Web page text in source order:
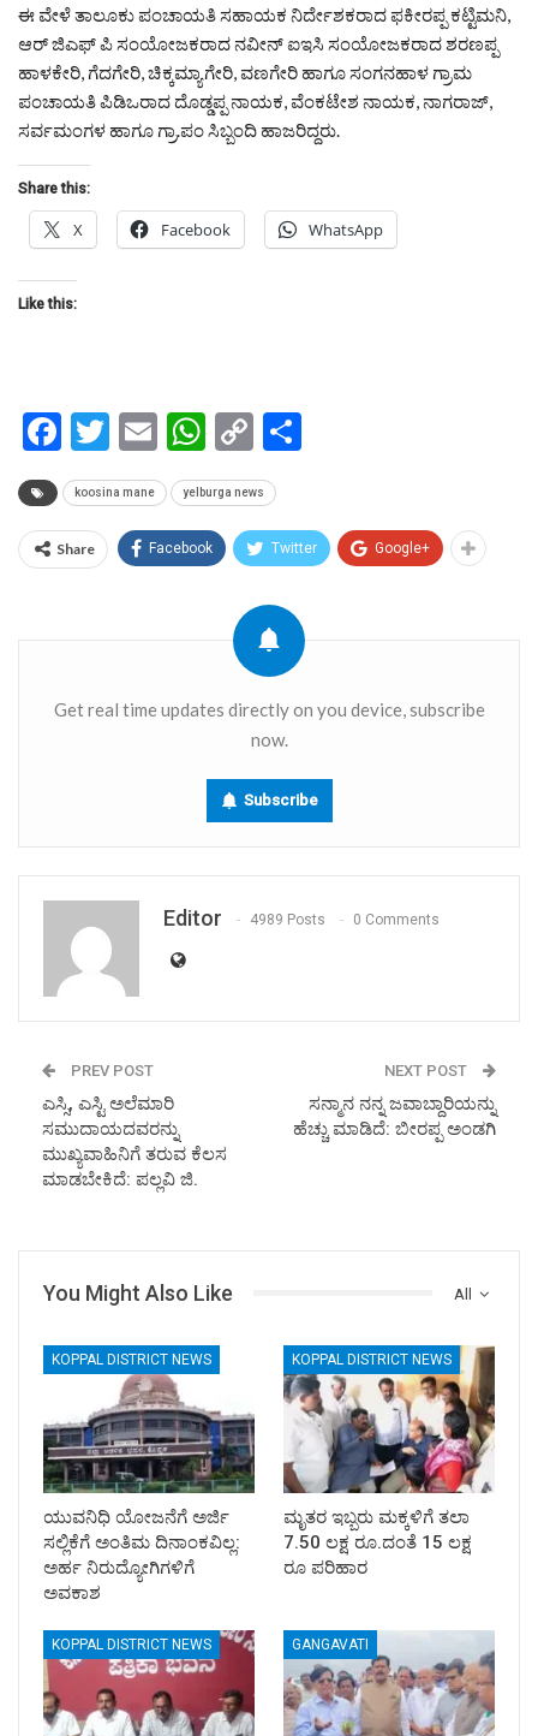
ಈ ವೇಳೆ ತಾಲೂಕು ಪಂಚಾಯತಿ ಸಹಾಯಕ ನಿರ್ದೇಶಕರಾದ ಫಕೀರಪ್ಪ ಕಟ್ಟಿಮನಿ,
ಆರ್ ಜಿಎಫ್ ಪಿ ಸಂಯೋಜಕರಾದ ನವೀನ್ ಐಇಸಿ ಸಂಯೋಜಕರಾದ ಶರಣಪ್ಪ
ಹಾಳಕೇರಿ, ಗೆದಗೇರಿ, ಚಿಕ್ಕಮ್ಯಾಗೇರಿ, ವಣಗೇರಿ ಹಾಗೂ ಸಂಗನಹಾಳ ಗ್ರಾಮ
ಪಂಚಾಯತಿ ಪಿಡಿಒರಾದ ದೊಡ್ಡಪ್ಪ ನಾಯಕ, ವೆಂಕಟೇಶ ನಾಯಕ, ನಾಗರಾಜ್,
ಸರ್ವಮಂಗಳ ಹಾಗೂ ಗ್ರಾ.ಪಂ ಸಿಬ್ಬಂದಿ ಹಾಜರಿದ್ದರು.
Share this:
X Facebook WhatsApp
Like this:
Facebook
Twitter
EmailWhatsApp
Copy
Link
koosina mane yelburga news
Share Facebook Twitter Google+
Get real time updates directly on you device, subscribe
now.
Subscribe
Editor 4989 Posts 0 Comments
PREV POST
ಎಸ್ಸಿ, ಎಸ್ಟಿ ಅಲೆಮಾರಿ
ಸಮುದಾಯದವರನ್ನು
ಮುಖ್ಯವಾಹಿನಿಗೆ ತರುವ ಕೆಲಸ
ಮಾಡಬೇಕಿದೆ: ಪಲ್ಲವಿ ಜಿ.
NEXT POST
ಸನ್ಮಾನ ನನ್ನ ಜವಾಬ್ದಾರಿಯನ್ನು
ಹೆಚ್ಚು ಮಾಡಿದೆ: ಬೀರಪ್ಪ ಅಂಡಗಿ
All
You Might Also Like
KOPPAL DISTRICT NEWS
ಯುವನಿಧಿ ಯೋಜನೆಗೆ ಅರ್ಜಿ
ಸಲ್ಲಿಕೆಗೆ ಅಂತಿಮ ದಿನಾಂಕವಿಲ್ಲ:
ಅರ್ಹ ನಿರುದ್ಯೋಗಿಗಳಿಗೆ
ಅವಕಾಶ
KOPPAL DISTRICT NEWS
ಮೃತರ ಇಬ್ಬರು ಮಕ್ಕಳಿಗೆ ತಲಾ
7.50 ಲಕ್ಷ ರೂ.ದಂತೆ 15 ಲಕ್ಷ
ರೂ ಪರಿಹಾರ
KOPPAL DISTRICT NEWS GANGAVATI